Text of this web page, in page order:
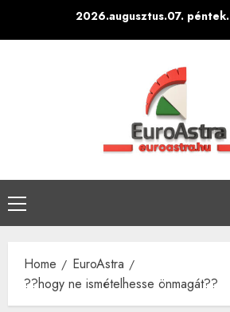
2026.augusztus.07. péntek.
Primary
Menu
Home
EuroAstra
??hogy ne ismételhesse önmagát??